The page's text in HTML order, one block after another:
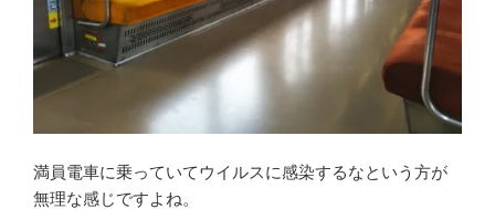
満員電車に乗っていてウイルスに感染するなという方が
無理な感じですよね。